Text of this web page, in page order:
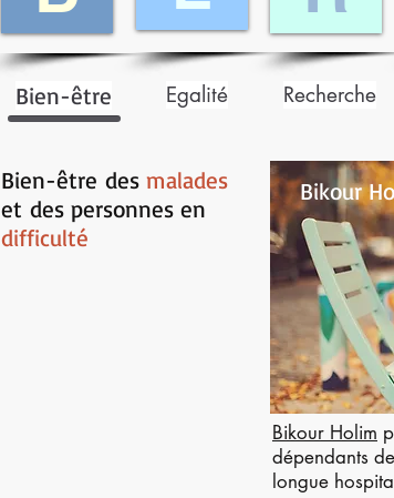
Bien-être Egalité Recherche
Bien-être des malades
et des personnes en
difficulté
Bikour
Bikour Holim
dépendants
longue